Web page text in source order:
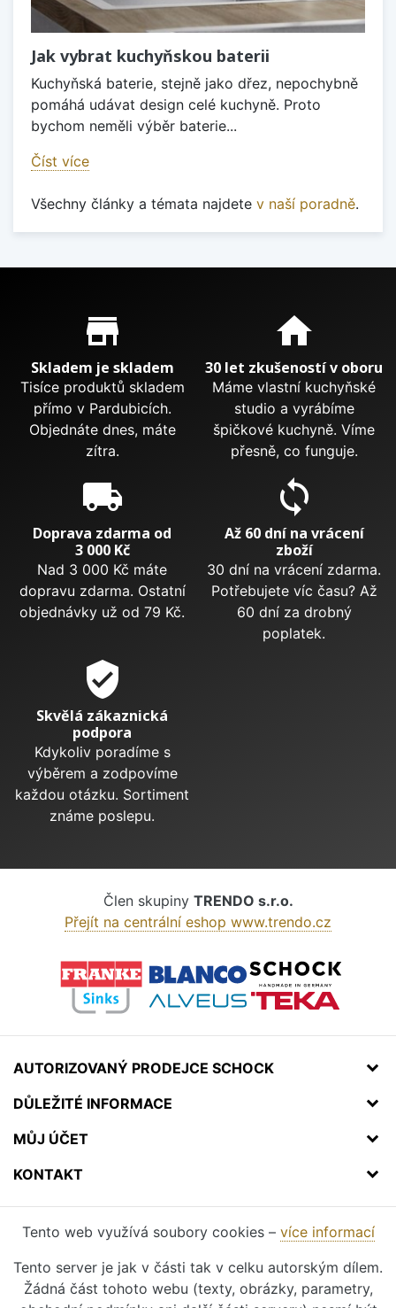
Jak vybrat kuchyňskou baterii
Kuchyňská baterie, stejně jako dřez, nepochybně
pomáhá udávat design celé kuchyně. Proto
bychom neměli výběr baterie...
Číst více
Všechny články a témata najdete v naší poradně.
Proč nakupovat u nás?
store_mall_directory
Skladem je skladem
Tisíce produktů skladem
přímo v Pardubicích.
Objednáte dnes, máte
zítra.
home
30 let zkušeností v oboru
Máme vlastní kuchyňské
studio a vyrábíme
špičkové kuchyně. Víme
přesně, co funguje.
local_shipping
Doprava zdarma od
3 000 Kč
Nad 3 000 Kč máte
dopravu zdarma. Ostatní
objednávky už od 79 Kč.
sync
Až 60 dní na vrácení
zboží
30 dní na vrácení zdarma.
Potřebujete víc času? Až
60 dní za drobný
poplatek.
verified_user
Skvělá zákaznická
podpora
Kdykoliv poradíme s
výběrem a zodpovíme
každou otázku. Sortiment
známe poslepu.
Člen skupiny TRENDO s.r.o.
Přejít na centrální eshop www.trendo.cz
AUTORIZOVANÝ PRODEJCE SCHOCK
DŮLEŽITÉ INFORMACE
MŮJ ÚČET
KONTAKT
Tento web využívá soubory cookies – více informací
Tento server je jak v části tak v celku autorským dílem.
Žádná část tohoto webu (texty, obrázky, parametry,